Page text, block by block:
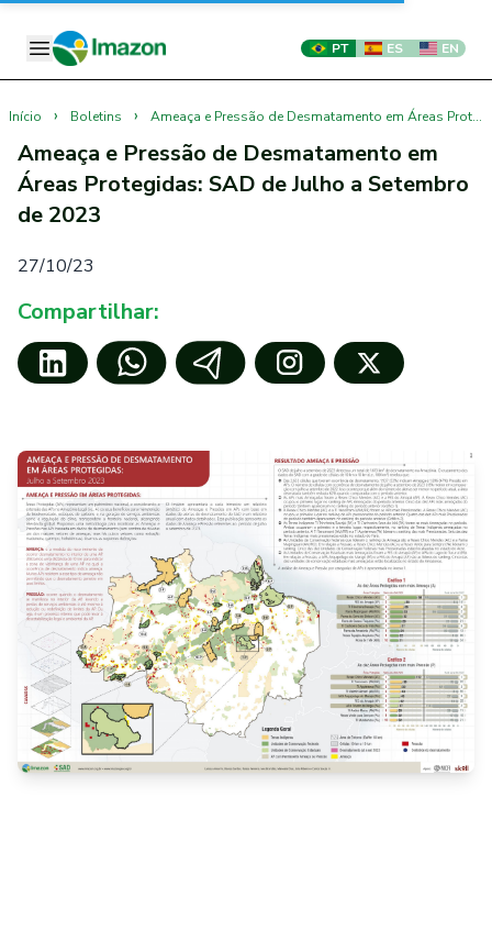
PT ES EN
Início › Boletins › Ameaça e Pressão de Desmatamento em Áreas Protegidas: SAD de Julho a Setembro de 2023
Ameaça e Pressão de Desmatamento em
Áreas Protegidas: SAD de Julho a Setembro
de 2023
27/10/23
Compartilhar: